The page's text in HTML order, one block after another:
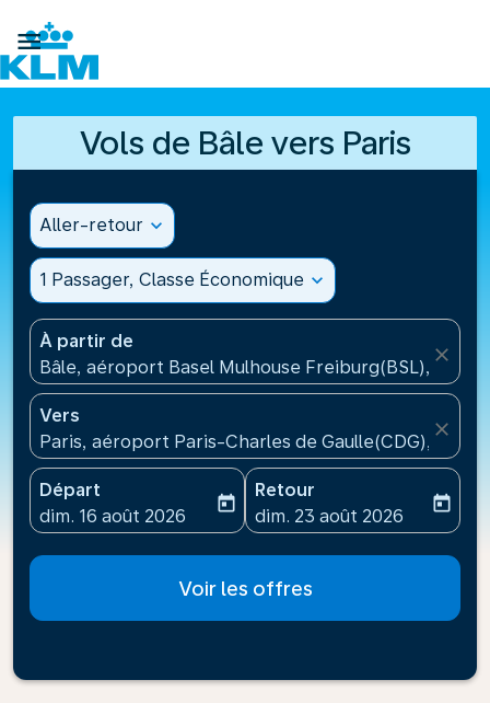

Vols de Bâle vers Paris
Aller-retour expand_more
1 Passager, Classe Économique expand_more
À partir de
Bâle, aéroport Basel Mulhouse Freiburg(BSL), Suisse
close
Vers
Paris, aéroport Paris-Charles de Gaulle(CDG),
close
Départ
fc-booking-departure-date-aria-label
dim. 16 août 2026
today
Retour
fc-booking-return-date-
dim. 23 août 2026
today
Voir les offres